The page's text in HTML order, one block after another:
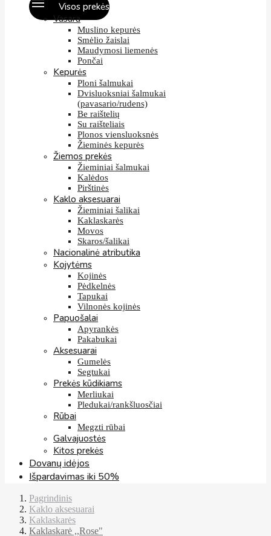
Visos prekės
Vasara
Muslino kepurės
Smėlio žaislai
Maudymosi liemenės
Pončai
Kepurės
Ploni šalmukai
Dvisluoksniai šalmukai
(pavasario/rudens)
Be raištelių
Su raišteliais
Plonos viensluoksnės
Žieminės kepurės
Žiemos prekės
Žieminiai šalmukai
Kalėdos
Pirštinės
Kaklo aksesuarai
Žieminiai šalikai
Kaklaskarės
Movos
Skaros/šalikai
Nacionalinė atributika
Kojytėms
Kojinės
Pėdkelnės
Tapukai
Vilnonės kojinės
Papuošalai
Apyrankės
Pakabukai
Aksesuarai
Gumelės
Segtukai
Prekės kūdikiams
Merliukai
Pledukai/rankšluosčiai
Rūbai
Megzti rūbai
Galvajuostės
Kitos prekės
Dovanų idėjos
Išpardavimas iki 50%
Pagrindinis
Kaklo aksesuarai
Kaklaskarės
Kaklaskarė ,,Rose"